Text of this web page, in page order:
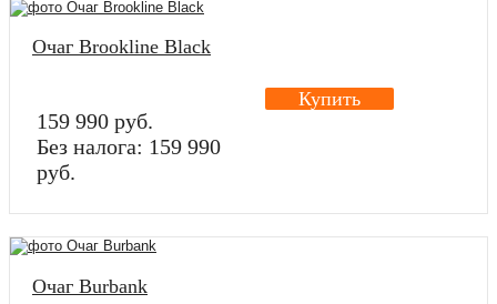
Очаг Brookline Black
159 990 руб.
Без налога: 159 990
руб.
Купить
Очаг Burbank